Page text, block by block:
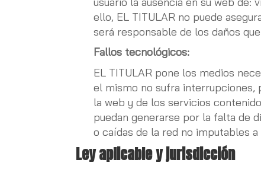
ello, EL TITULAR no puede
será responsable de los daños
Fallos tecnológicos:
EL TITULAR pone los medios
el mismo no sufra interrupciones,
la web y de los servicios
puedan generarse por la falta de
o caídas de la red no imputables a
Ley aplicable y jurisdicción